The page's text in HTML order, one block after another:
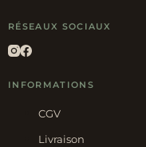
RÉSEAUX SOCIAUX
INFORMATIONS
CGV
Livraison